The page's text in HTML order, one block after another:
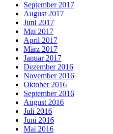
September 2017
August 2017
Juni 2017
Mai 2017
April 2017
März 2017
Januar 2017
Dezember 2016
November 2016
Oktober 2016
September 2016
August 2016
Juli 2016
Juni 2016
Mai 2016